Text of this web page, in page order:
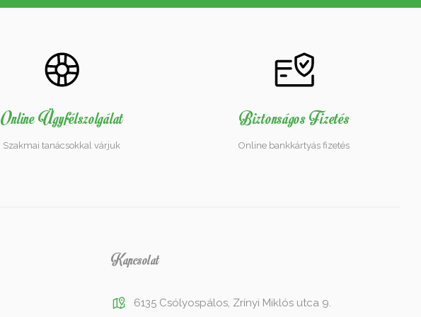
Online Ügyfélszolgálat
Szakmai tanácsokkal várjuk
Biztonságos Fizetés
Online bankkártyás fizetés
Kapcsolat
6135 Csólyospálos, Zrínyi Miklós utca 9.